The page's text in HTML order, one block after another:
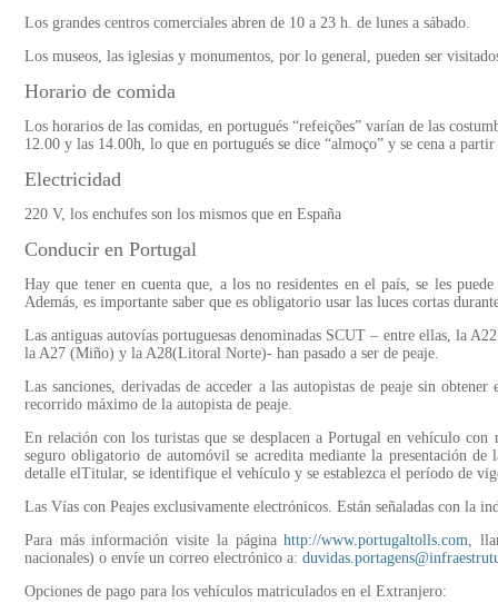
Los grandes centros comerciales abren de 10 a 23 h. de lunes a sábado.
Los museos, las iglesias y monumentos, por lo general, pueden ser
Horario de comida
Los horarios de las comidas, en portugués “refeições” varían de las
12.00 y las 14.00h, lo que en portugués se dice “almoço” y se cena a
Electricidad
220 V, los enchufes son los mismos que en España
Conducir en Portugal
Hay que tener en cuenta que, a los no residentes en el país, se les
Además, es importante saber que es obligatorio usar las luces cortas
Las antiguas autovías portuguesas denominadas SCUT – entre ellas,
la A27 (Miño) y la A28(Litoral Norte)- han pasado a ser de peaje.
Las sanciones, derivadas de acceder a las autopistas de peaje sin
recorrido máximo de la autopista de peaje.
En relación con los turistas que se desplacen a Portugal en vehículo
seguro obligatorio de automóvil se acredita mediante la presentación
detalle elTitular, se identifique el vehículo y se establezca el período de
Las Vías con Peajes exclusivamente electrónicos. Están señaladas con la
Para más información visite la páginahttp://www.portugaltolls.com,
nacionales) o envíe un correo electrónico a:
Opciones de pago para los vehículos matriculados en el Extranjero: